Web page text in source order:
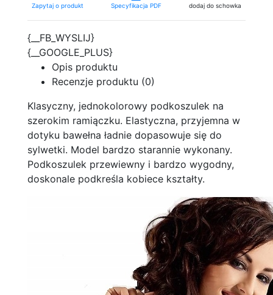
Zapytaj o produkt Specyfikacja PDF dodaj do schowka
{__FB_WYSLIJ}
{__GOOGLE_PLUS}
Opis produktu
Recenzje produktu (0)
Klasyczny, jednokolorowy podkoszulek na
szerokim ramiączku. Elastyczna, przyjemna w
dotyku bawełna ładnie dopasowuje się do
sylwetki. Model bardzo starannie wykonany.
Podkoszulek przewiewny i bardzo wygodny,
doskonale podkreśla kobiece kształty.